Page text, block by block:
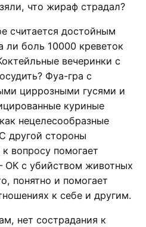
что жираф страдал?
считается достойным
ли боль 10000 креветок
вечеринки с
Фуа-гра с
циррозными гусями и
куриные
нецелесообразные
другой стороны
вопросу помогает
ОК с убийством животных
понятно и помогает
к себе и другим.
нет сострадания к